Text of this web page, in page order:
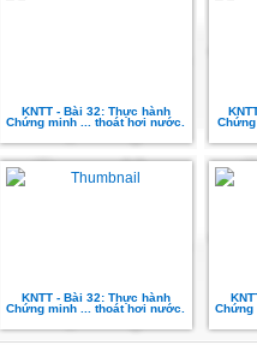
KNTT - Bài 32: Thực hành
Chứng minh ... thoát hơi nước.
KNTT - Bài 32: Thực hành
Chứng minh ... thoát hơi nước.